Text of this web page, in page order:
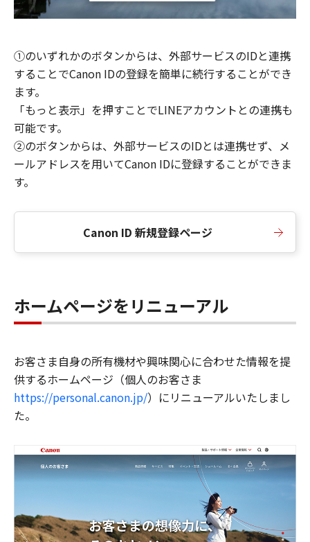
①のいずれかのボタンからは、外部サービスのIDと連携
することでCanon IDの登録を簡単に続行することができ
ます。
「もっと表示」を押すことでLINEアカウントとの連携も
可能です。
②のボタンからは、外部サービスのIDとは連携せず、メ
ールアドレスを用いてCanon IDに登録することができま
す。
Canon ID 新規登録ページ
ホームページをリニューアル
お客さま自身の所有機材や興味関心に合わせた情報を提
供するホームページ（個人のお客さま
https://personal.canon.jp/）にリニューアルいたしまし
た。